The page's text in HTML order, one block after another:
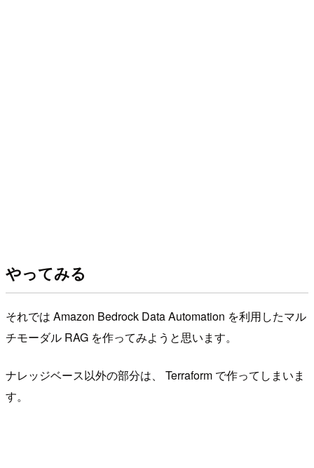
やってみる
それでは Amazon Bedrock Data Automation を利用したマル
チモーダル RAG を作ってみようと思います。
ナレッジベース以外の部分は、 Terraform で作ってしまいま
す。